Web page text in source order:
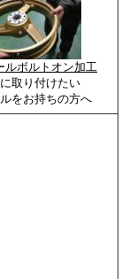
ボルトオン加工
取り付けたい
をお持ちの方へ